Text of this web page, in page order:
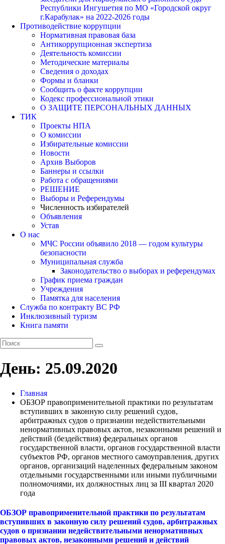
Республики Ингушетия по МО «Городской округ
г.Карабулак» на 2022-2026 годы
Противодействие коррупции
Нормативная правовая база
Антикоррупционная экспертиза
Деятельность комиссии
Методические материалы
Сведения о доходах
Формы и бланки
Сообщить о факте коррупции
Кодекс профессиональной этики
О ЗАЩИТЕ ПЕРСОНАЛЬНЫХ ДАННЫХ
ТИК
Проекты НПА
О комиссии
Избирательные комиссии
Новости
Архив Выборов
Баннеры и ссылки
Работа с обращениями
РЕШЕНИЕ
Выборы и Референдумы
Численность избирателей
Объявления
Устав
О нас
МЧС России объявило 2018 — годом культуры
безопасности
Муниципальная служба
Законодательство о выборах и референдумах
График приема граждан
Учреждения
Памятка для населения
Служба по контракту ВС РФ
Инклюзивный туризм
Книга памяти
День: 25.09.2020
Главная
ОБЗОР правоприменительной практики по результатам
вступивших в законную силу решений судов,
арбитражных судов о признании недействительными
ненормативных правовых актов, незаконными решений и
действий (бездействия) федеральных органов
государственной власти, органов государственной власти
субъектов РФ, органов местного самоуправления, других
органов, организаций наделенных федеральным законом
отдельными государственными или иными публичными
полномочиями, их должностных лиц за III квартал 2020
года
ОБЗОР правоприменительной практики по результатам
вступивших в законную силу решений судов, арбитражных
судов о признании недействительными ненормативных
правовых актов, незаконными решений и действий